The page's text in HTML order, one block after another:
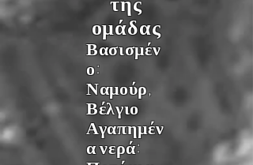
ομάδας
Βασισμέν
ο:
Ναμούρ,
Βέλγιο
Αγαπημέν
α νερά: